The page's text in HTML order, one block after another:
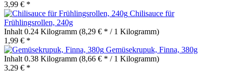
3,99 € *
Chilisauce für
Frühlingsrollen, 240g
Inhalt 0.24 Kilogramm (8,29 € * / 1 Kilogramm)
1,99 € *
Gemüsekrupuk, Finna, 380g
Inhalt 0.38 Kilogramm (8,66 € * / 1 Kilogramm)
3,29 € *